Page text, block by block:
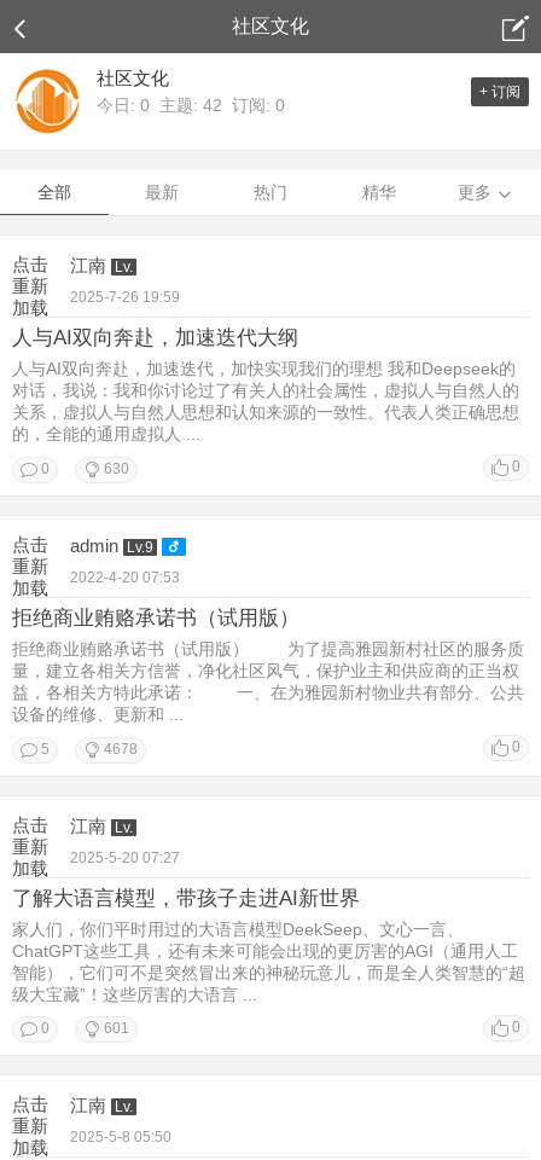
社区文化
社区文化
今日: 0 主题: 42 订阅: 0
+ 订阅
全部 最新 热门 精华 更多
点击
重新
加载
江南
Lv.
2025-7-26 19:59
人与AI双向奔赴，加速迭代大纲
人与AI双向奔赴，加速迭代，加快实现我们的理想 我和Deepseek的
对话，我说：我和你讨论过了有关人的社会属性，虚拟人与自然人的
关系，虚拟人与自然人思想和认知来源的一致性。代表人类正确思想
的，全能的通用虚拟人 ...
0
0 630
点击
重新
加载
admin Lv.9
2022-4-20 07:53
拒绝商业贿赂承诺书（试用版）
拒绝商业贿赂承诺书（试用版） 为了提高雅园新村社区的服务质
量，建立各相关方信誉，净化社区风气，保护业主和供应商的正当权
益，各相关方特此承诺： 一、在为雅园新村物业共有部分、公共
设备的维修、更新和 ...
0
5 4678
点击
重新
加载
江南 Lv.
2025-5-20 07:27
了解大语言模型，带孩子走进AI新世界
家人们，你们平时用过的大语言模型DeekSeep、文心一言、
ChatGPT这些工具，还有未来可能会出现的更厉害的AGI（通用人工
智能），它们可不是突然冒出来的神秘玩意儿，而是全人类智慧的“超
级大宝藏”！这些厉害的大语言 ...
0
0 601
点击
重新
加载
江南
Lv.
2025-5-8 05:50